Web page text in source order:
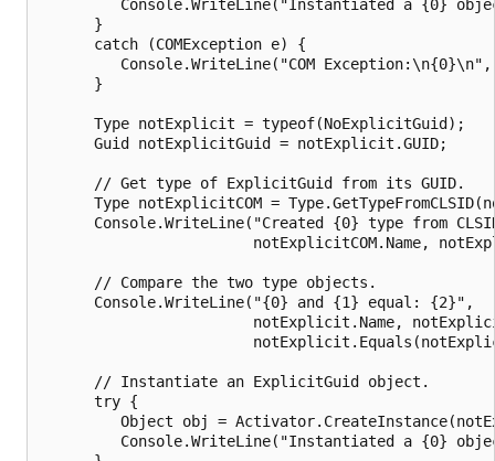
Console.WriteLine("Instantiated a {0}
      }
      catch (COMException e) {
Console.WriteLine("COM
      }
      Type notExplicit = typeof(NoExplicitGuid);
      Guid notExplicitGuid = notExplicit.GUID;
      // Get type of ExplicitGuid from its GUID.
Type notExplicitCOM =
Console.WriteLine("Created {0} type from
notExplicitCOM.Name,
      // Compare the two type objects.
      Console.WriteLine("{0} and {1} equal: {2}",
notExplicit.Name,
      // Instantiate an ExplicitGuid object.
      try {
Object obj =
Console.WriteLine("Instantiated a {0}